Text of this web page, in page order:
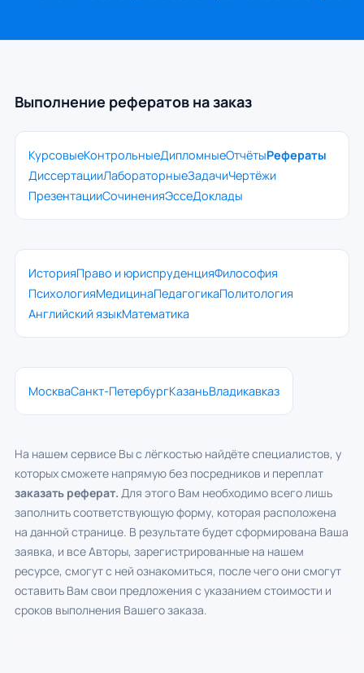
Выполнение рефератов на заказ
КурсовыеКонтрольныеДипломныеОтчётыРефераты
ДиссертацииЛабораторныеЗадачиЧертёжи
ПрезентацииСочиненияЭссеДоклады
ИсторияПраво и юриспруденцияФилософия
ПсихологияМедицинаПедагогикаПолитология
Английский языкМатематика
МоскваСанкт-ПетербургКазаньВладикавказ
На нашем сервисе Вы с лёгкостью найдёте специалистов, у
которых сможете напрямую без посредников и переплат
заказать реферат. Для этого Вам необходимо всего лишь
заполнить соответствующую форму, которая расположена
на данной странице. В результате будет сформирована Ваша
заявка, и все Авторы, зарегистрированные на нашем
ресурсе, смогут с ней ознакомиться, после чего они смогут
оставить Вам свои предложения с указанием стоимости и
сроков выполнения Вашего заказа.